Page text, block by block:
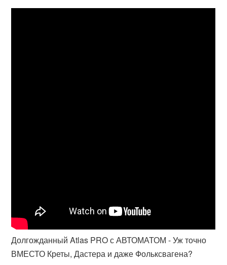
Долгожданный Atlas PRO с АВТОМАТОМ - Уж точно
ВМЕСТО Креты, Дастера и даже Фольксвагена?